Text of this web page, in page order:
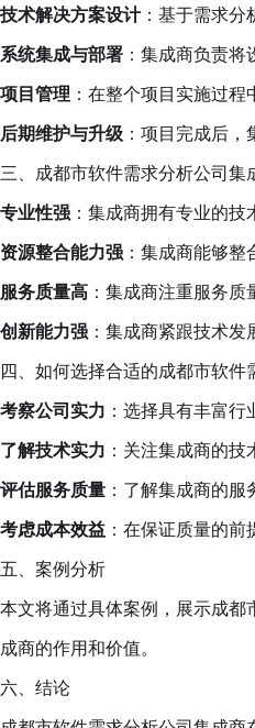
技术解决方案设计：基于需求分
系统集成与部署 ：集成商负责
项目管理 ：在整个项目实施过
后期维护与升级 ：项目完成后
三、成都市软件需求分析公司集
专业性强 ：集成商拥有专业的
资源整合能力强 ：集成商能够
服务质量高 ：集成商注重服务
创新能力强 ：集成商紧跟技术
四、如何选择合适的成都市软件
考察公司实力 ：选择具有丰富
了解技术实力 ：关注集成商的
评估服务质量 ：了解集成商的
考虑成本效益 ：在保证质量的
五、案例分析
本文将通过具体案例，展示成
成商的作用和价值。
六、结论